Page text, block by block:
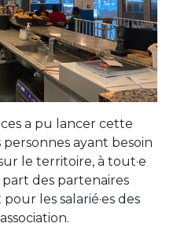
a pu lancer cette
ayant besoin
le territoire, à tout·e
des partenaires
les salarié·es des